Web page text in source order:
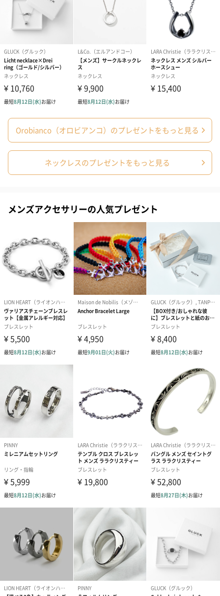
生花
生花のブーケを同梱します。
※9-15時にご注文いただく場合、最短のお届け可能日が通常より
も1日遅くなります。
シーズンブーケ（ひま
わり）（1,880円）
ブーケ（ホワイトグリ
ーン）（1,650円）
ブーケ（ピン
（1,650円）
自然のお花で作ったドライフラワー・プリザーブドフラワーを同
梱します。
一部花材が写真と異なる場合がございます。予めご了承くださ
い。パッケージに入れてお届けします。
プリザーブドフラワー
ブーケ（ピンク）
（2,580円）
プリザーブドフラワー
ブーケ（ブルー）
（2,580円）
アミュレット
ク）（1,500円
ぬいぐるみ
愛らしいぬいぐるみを同梱してお届けします。
誕生日・記念日・出産祝いなどのシーンにおすすめです。
（2,390円）
テディベア（バニラ）
（1,760円）
紅茶・コーヒー・スイーツ
紅茶・コーヒー・スイーツを同梱してお届けいたします。ギフト
Orobianco（オロビアンコ）のプレゼントをもっと見る
ネックレスのプレゼントをもっと見る
メンズアクセサリーの人気プレゼント